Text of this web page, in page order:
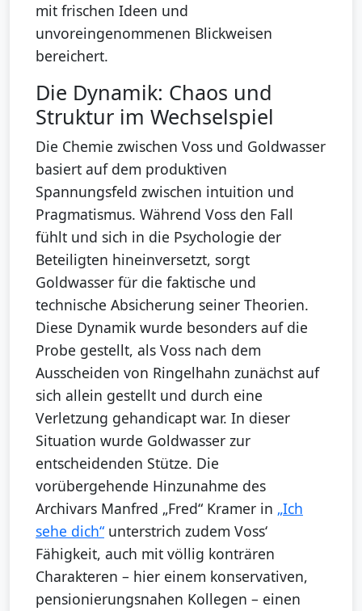
mit frischen Ideen und
unvoreingenommenen Blickweisen
bereichert.
Die Dynamik: Chaos und
Struktur im Wechselspiel
Die Chemie zwischen Voss und Goldwasser
basiert auf dem produktiven
Spannungsfeld zwischen intuition und
Pragmatismus. Während Voss den Fall
fühlt und sich in die Psychologie der
Beteiligten hineinversetzt, sorgt
Goldwasser für die faktische und
technische Absicherung seiner Theorien.
Diese Dynamik wurde besonders auf die
Probe gestellt, als Voss nach dem
Ausscheiden von Ringelhahn zunächst auf
sich allein gestellt und durch eine
Verletzung gehandicapt war. In dieser
Situation wurde Goldwasser zur
entscheidenden Stütze. Die
vorübergehende Hinzunahme des
Archivars Manfred „Fred“ Kramer in „Ich
sehe dich“ unterstrich zudem Voss‘
Fähigkeit, auch mit völlig konträren
Charakteren – hier einem konservativen,
pensionierungsnahen Kollegen – einen